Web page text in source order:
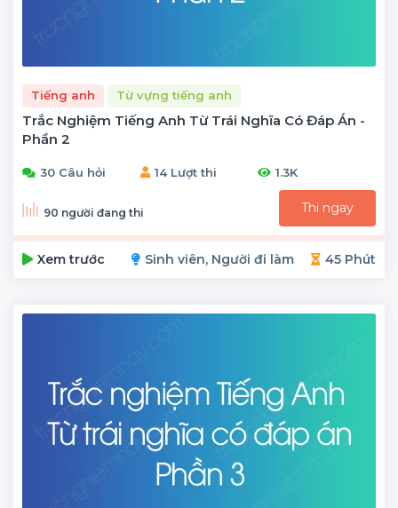
Tiếng anh Từ vựng tiếng anh
Trắc Nghiệm Tiếng Anh Từ Trái Nghĩa Có Đáp Án -
Phần 2
30 Câu hỏi 14 Lượt thi 1.3K
90 người đang thi Thi ngay
Xem trước Sinh viên, Người đi làm 45 Phút